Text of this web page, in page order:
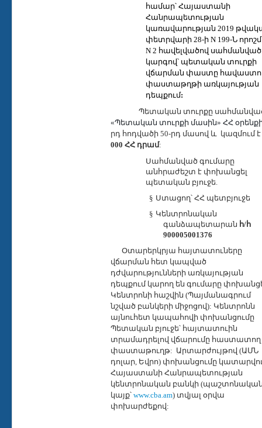
համար՝ Հայաստանի
Հանրապետության
կառավարության 2019
փետրվարի 28-ի N 199-Ն
N 2 հավելվածով սահմանված
կարգով՝ պետական տուրքի
վճարման փաստը
փաստաթղթի առկայության
դեպքում:
Պետական տուրքը
«Պետական տուրքի մասին» ՀՀ
րդ հոդվածի 50-րդ մասով և
կազմում
000 ՀՀ դրամ:
Սահմանված գումարը
անհրաժեշտ է փոխանցել
պետական բյուջե.
§ Ստացող՝ ՀՀ պետբյուջե
§ Կենտրոնական
գանձապետարան հ/հ
900005001376
Օտարերկրյա հայտատուները
վճարման հետ կապված
դժվարությունների առկայության
դեպքում կարող են գումարը
Կենտրոնի հաշվին (Պայմանագրում
նշված բանկերի միջոցով): Կենտրոնն
այնուհետ կապահովի փոխանցումը
Պետական բյուջե՝ հայտատուին
տրամադրելով վճարումը հաստատող
փաստաթուղթ: Արտարժույթով (ԱՄՆ
դոլար, Եվրո) փոխանցումը
Հայաստանի Հանրապետության
կենտրոնական բանկի
կայք՝www.cba.am) տվյալ օրվա
փոխարժեքով: